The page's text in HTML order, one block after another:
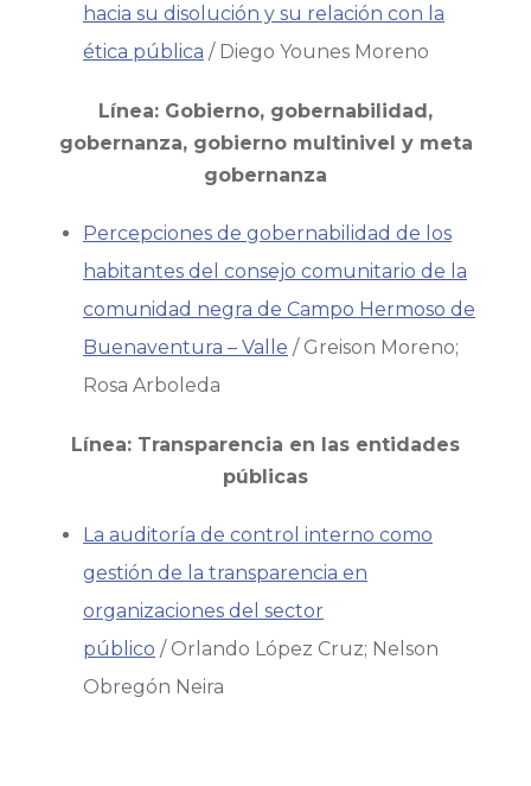
hacia su disolución y su relación con la
ética pública / Diego Younes Moreno
Línea: Gobierno, gobernabilidad,
gobernanza, gobierno multinivel y meta
gobernanza
Percepciones de gobernabilidad de los
habitantes del consejo comunitario de la
comunidad negra de Campo Hermoso de
Buenaventura – Valle / Greison Moreno;
Rosa Arboleda
Línea: Transparencia en las entidades
públicas
La auditoría de control interno como
gestión de la transparencia en
organizaciones del sector
público / Orlando López Cruz; Nelson
Obregón Neira